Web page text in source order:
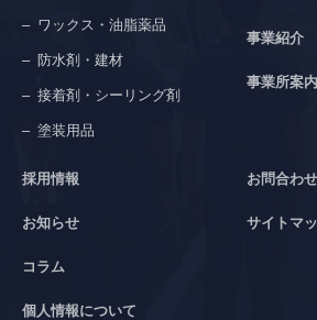
ワックス・油脂薬品
防水剤・建材
接着剤・シーリング剤
塗装用品
事業紹介
事業所案内
採用情報
お知らせ
コラム
個人情報について
お問合わせ
サイトマ